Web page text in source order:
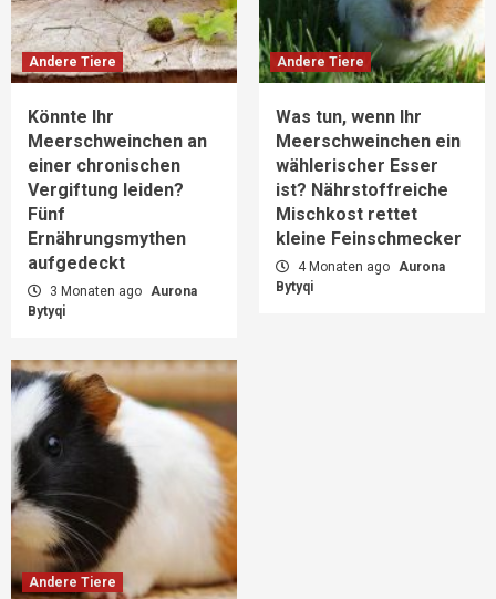
Andere Tiere
Könnte Ihr
Meerschweinchen an
einer chronischen
Vergiftung leiden?
Fünf
Ernährungsmythen
aufgedeckt
3 Monaten ago Aurona
Bytyqi
Andere Tiere
Was tun, wenn Ihr
Meerschweinchen ein
wählerischer Esser
ist? Nährstoffreiche
Mischkost rettet
kleine Feinschmecker
4 Monaten ago Aurona
Bytyqi
Andere Tiere